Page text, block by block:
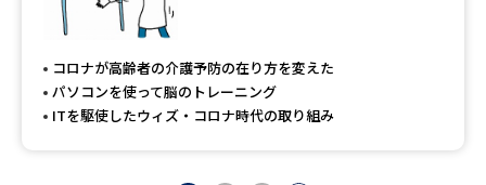
コロナが高齢者の介護予防の在り方を変えた
パソコンを使って脳のトレーニング
ITを駆使したウィズ・コロナ時代の取り組み